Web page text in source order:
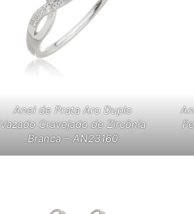
Anel de Prata Aro Duplo
Vazado Cravejado de Zircônia
Branca – AN23160